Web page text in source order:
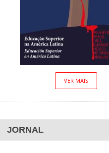
VER MAIS
JORNAL